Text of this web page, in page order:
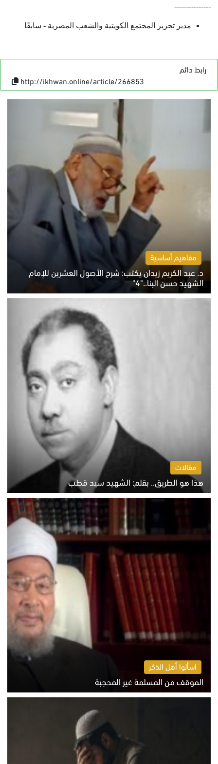
---------------
مدير تحرير المجتمع الكويتية والشعب المصرية - سابقًا
رابط دائم
http://ikhwan.online/article/266853
مفاهيم أساسية
د. عبد الكريم زيدان يكتب: شرح الأصول العشرين للإمام
الشهيد حسن البنا.."4"
الخميس 6 أغسطس 2026 10:27 ص
مقالات
هذا هو الطريق.. بقلم: الشهيد سيد قطب
الخميس 6 أغسطس 2026 10:52 ص
اسألوا أهل الذكر
الموقف من المسلمة غير المحجبة
الخميس 6 أغسطس 2026 10:45 ص